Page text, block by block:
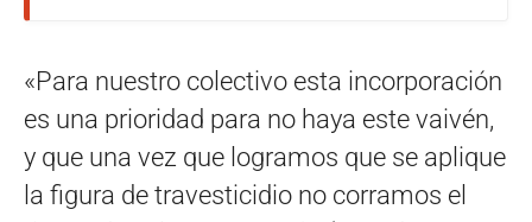
«Para nuestro colectivo esta incorporación
es una prioridad para no haya este vaivén,
y que una vez que logramos que se aplique
la figura de travesticidio no corramos el